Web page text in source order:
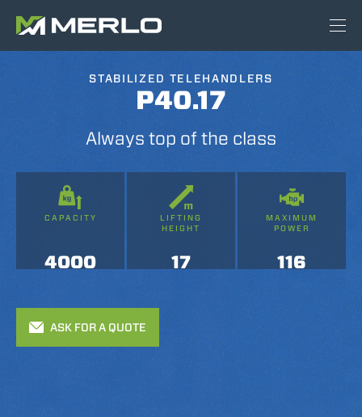
STABILIZED TELEHANDLERS
P40.17
Always top of the class
CAPACITY
4000
LIFTING
HEIGHT
17
MAXIMUM
POWER
116
ASK FOR A QUOTE